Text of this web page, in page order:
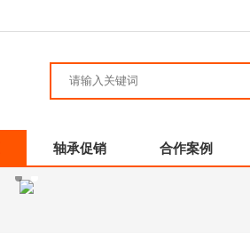
轴承促销 合作案例